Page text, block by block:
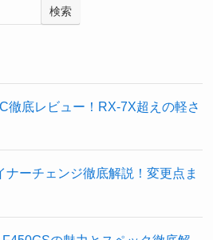
検索
徹底レビュー！RX-7X超えの軽さ
ナーチェンジ徹底解説！変更点ま